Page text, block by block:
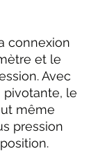
connexion
et le
Avec
pivotante, le
même
pression